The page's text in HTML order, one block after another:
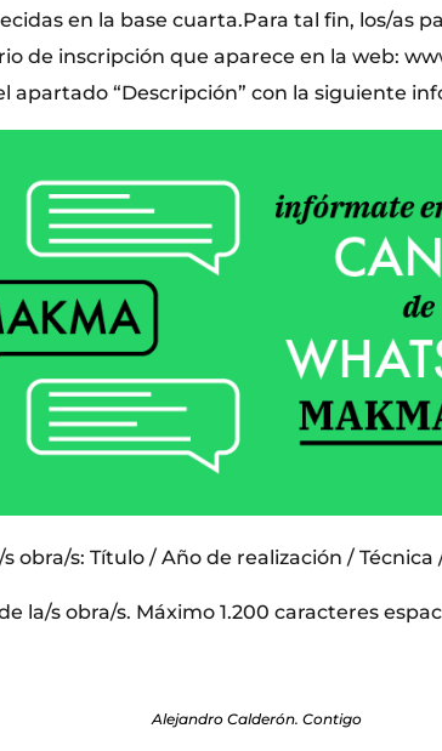
en la base cuarta.Para tal fin, los/as
de inscripción que aparece en la web:
apartado “Descripción” con la siguiente
obra/s: Título / Año de realización / Técnica
la/s obra/s. Máximo 1.200 caracteres
Alejandro Calderón. Contigo